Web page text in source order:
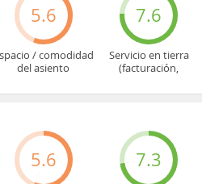
5.6
/ comodidad
del asiento
7.6
Servicio en tierra
(facturación,
5.6 7.3